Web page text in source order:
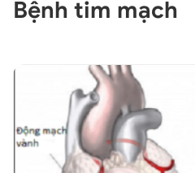
Bệnh tim mạch